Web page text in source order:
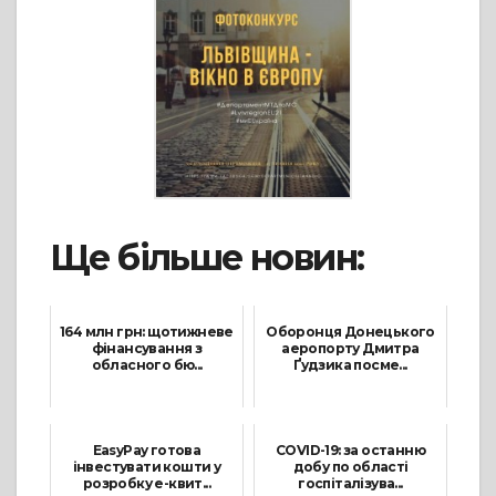
Ще більше новин:
164 млн грн: щотижневе
фінансування з
обласного бю...
Оборонця Донецького
аеропорту Дмитра
Ґудзика посме...
EasyPay готова
інвестувати кошти у
розробку е-квит...
COVID-19: за останню
добу по області
госпіталізува...